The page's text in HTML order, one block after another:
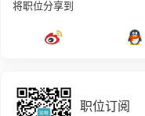
将职位分享到
职位订阅